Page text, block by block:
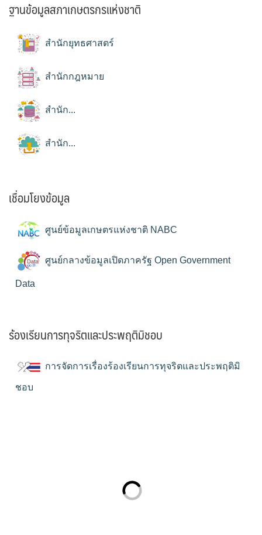
ฐานข้อมูลสภาเกษตรกรแห่งชาติ
สำนักยุทธศาสตร์
สำนักกฎหมาย
สำนัก...
สำนัก...
เชื่อมโยงข้อมูล
ศูนย์ข้อมูลเกษตรแห่งชาติ NABC
ศูนย์กลางข้อมูลเปิดภาครัฐ Open Government
Data
ร้องเรียนการทุจริตและประพฤติมิชอบ
การจัดการเรื่องร้องเรียนการทุจริตและประพฤติมิ
ชอบ